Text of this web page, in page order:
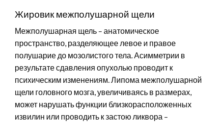
Жировик межполушарной щели
Межполушарная щель – анатомическое
пространство, разделяющее левое и правое
полушарие до мозолистого тела. Асимметрии в
результате сдавления опухолью проводит к
психическим изменениям. Липома межполушарной
щели головного мозга, увеличиваясь в размерах,
может нарушать функции близкорасположенных
извилин или проводить к застою ликвора –